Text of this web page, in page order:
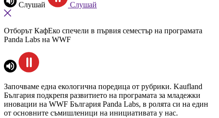
Слушай Слушай
Отборът КафЕко спечели в първия семестър на програмата
Panda Labs на WWF
Започваме една екологична поредица от рубрики. Kaufland
България подкрепя развитието на програмата за младежки
иновации на WWF България Panda Labs, в ролята си на един
от основните съмишленици на инициативата у нас.